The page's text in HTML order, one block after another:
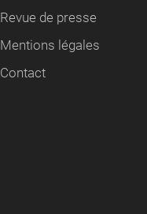
Revue de presse
Mentions légales
Contact